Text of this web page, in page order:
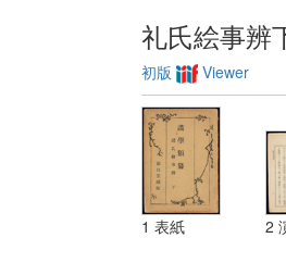
礼氏絵事辨
初版 Viewer
1 表紙 2